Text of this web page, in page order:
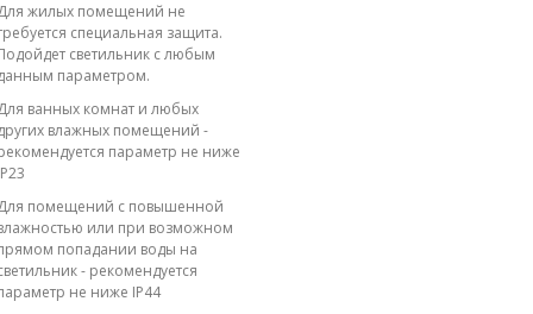
жилых помещений не
специальная защита.
светильник с любым
параметром.
ванных комнат и любых
влажных помещений -
параметр не ниже
помещений с повышенной
или при возможном
попадании воды на
- рекомендуется
не ниже IP44